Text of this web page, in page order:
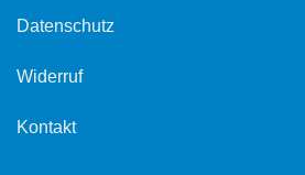
Datenschutz
Widerruf
Kontakt